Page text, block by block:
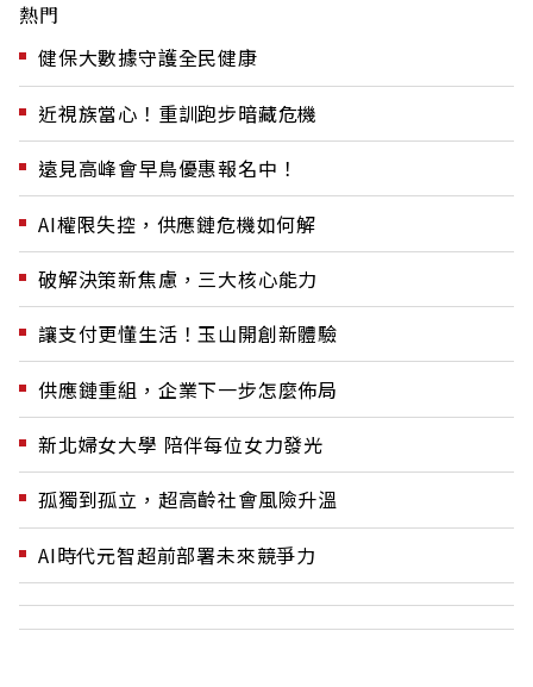
熱門
健保大數據守護全民健康
近視族當心！重訓跑步暗藏危機
遠見高峰會早鳥優惠報名中！
AI權限失控，供應鏈危機如何解
破解決策新焦慮，三大核心能力
讓支付更懂生活！玉山開創新體驗
供應鏈重組，企業下一步怎麼佈局
新北婦女大學 陪伴每位女力發光
孤獨到孤立，超高齡社會風險升溫
AI時代元智超前部署未來競爭力